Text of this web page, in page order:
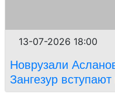
13-07-2026 18:00
Новрузали
Зангезур